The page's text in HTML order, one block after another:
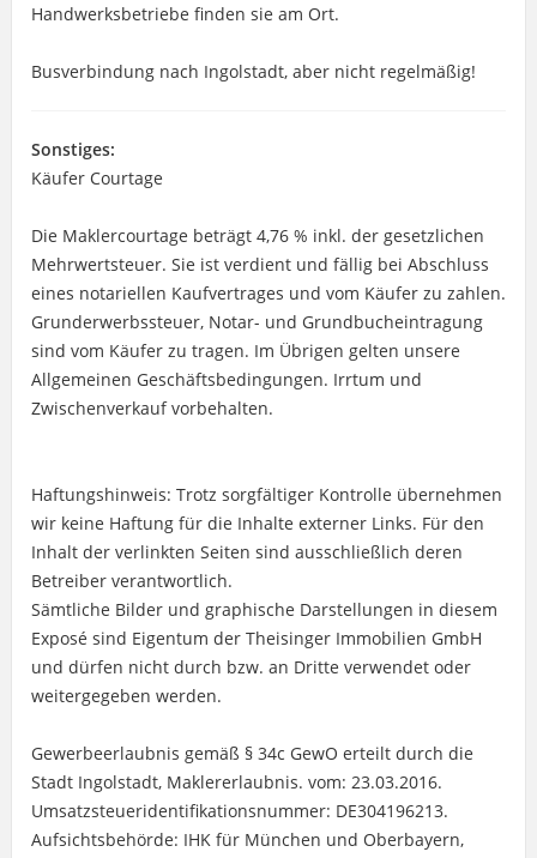
Handwerksbetriebe finden sie am Ort.
Busverbindung nach Ingolstadt, aber nicht regelmäßig!
Sonstiges:
Käufer Courtage
Die Maklercourtage beträgt 4,76 % inkl. der gesetzlichen
Mehrwertsteuer. Sie ist verdient und fällig bei Abschluss
eines notariellen Kaufvertrages und vom Käufer zu zahlen.
Grunderwerbssteuer, Notar- und Grundbucheintragung
sind vom Käufer zu tragen. Im Übrigen gelten unsere
Allgemeinen Geschäftsbedingungen. Irrtum und
Zwischenverkauf vorbehalten.
Haftungshinweis: Trotz sorgfältiger Kontrolle übernehmen
wir keine Haftung für die Inhalte externer Links. Für den
Inhalt der verlinkten Seiten sind ausschließlich deren
Betreiber verantwortlich.
Sämtliche Bilder und graphische Darstellungen in diesem
Exposé sind Eigentum der Theisinger Immobilien GmbH
und dürfen nicht durch bzw. an Dritte verwendet oder
weitergegeben werden.
Gewerbeerlaubnis gemäß § 34c GewO erteilt durch die
Stadt Ingolstadt, Maklererlaubnis. vom: 23.03.2016.
Umsatzsteueridentifikationsnummer: DE304196213.
Aufsichtsbehörde: IHK für München und Oberbayern,